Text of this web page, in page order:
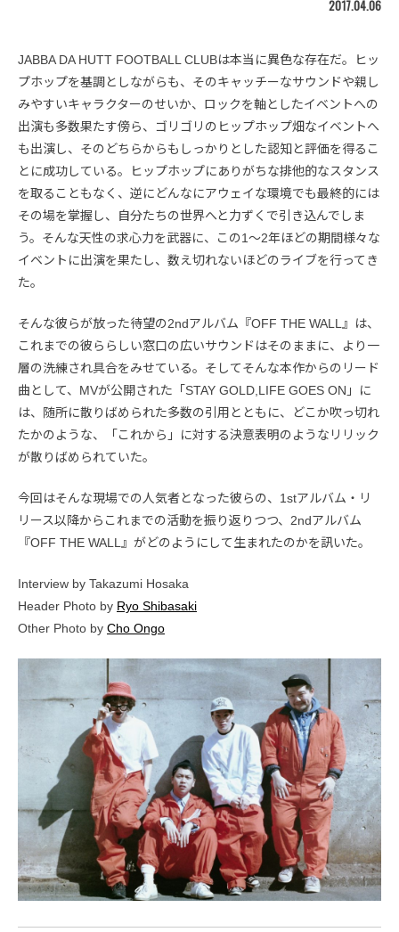
2017.04.06
JABBA DA HUTT FOOTBALL CLUBは本当に異色な存在だ。ヒッ
プホップを基調としながらも、そのキャッチーなサウンドや親し
みやすいキャラクターのせいか、ロックを軸としたイベントへの
出演も多数果たす傍ら、ゴリゴリのヒップホップ畑なイベントへ
も出演し、そのどちらからもしっかりとした認知と評価を得るこ
とに成功している。ヒップホップにありがちな排他的なスタンス
を取ることもなく、逆にどんなにアウェイな環境でも最終的には
その場を掌握し、自分たちの世界へと力ずくで引き込んでしま
う。そんな天性の求心力を武器に、この1〜2年ほどの期間様々な
イベントに出演を果たし、数え切れないほどのライブを行ってき
た。
そんな彼らが放った待望の2ndアルバム『OFF THE WALL』は、
これまでの彼ららしい窓口の広いサウンドはそのままに、より一
層の洗練され具合をみせている。そしてそんな本作からのリード
曲として、MVが公開された「STAY GOLD,LIFE GOES ON」に
は、随所に散りばめられた多数の引用とともに、どこか吹っ切れ
たかのような、「これから」に対する決意表明のようなリリック
が散りばめられていた。
今回はそんな現場での人気者となった彼らの、1stアルバム・リ
リース以降からこれまでの活動を振り返りつつ、2ndアルバム
『OFF THE WALL』がどのようにして生まれたのかを訊いた。
Interview by Takazumi Hosaka
Header Photo by Ryo Shibasaki
Other Photo by Cho Ongo